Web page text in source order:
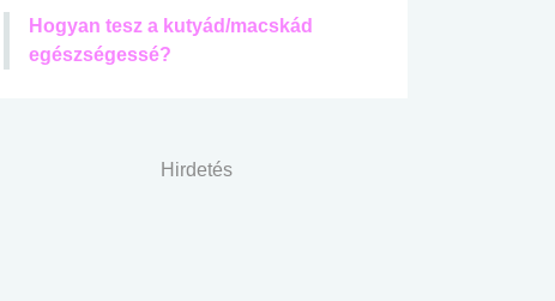
Hogyan tesz a kutyád/macskád
egészségessé?
Hirdetés